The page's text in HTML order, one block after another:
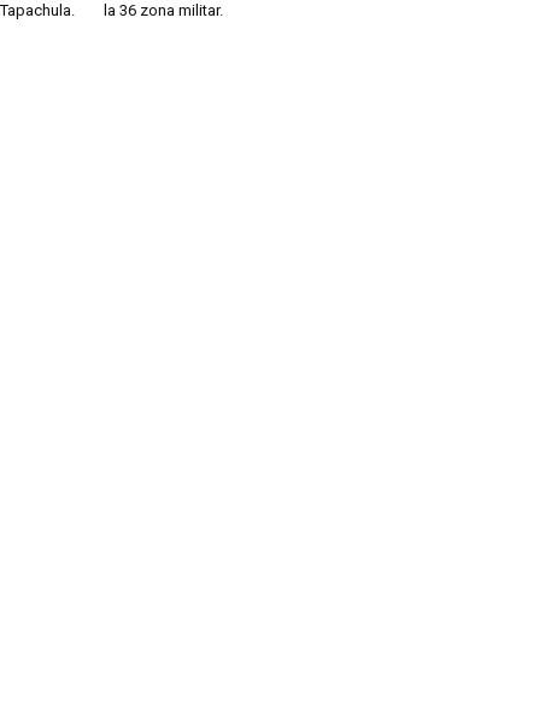
la 36 zona militar.